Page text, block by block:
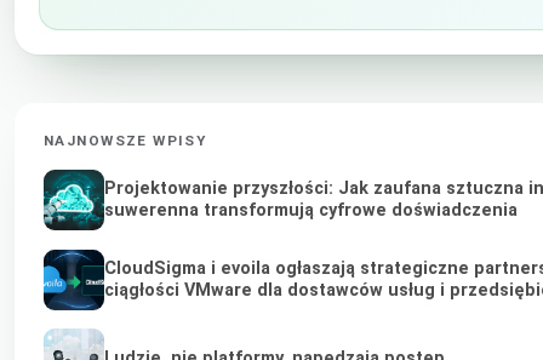
NAJNOWSZE WPISY
Projektowanie przyszłości: Jak zaufana sztuczna
suwerenna transformują cyfrowe doświadczenia
CloudSigma i evoila ogłaszają strategiczne
ciągłości VMware dla dostawców usług i